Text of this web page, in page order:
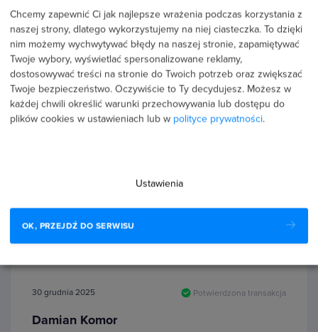
radzenie sobie przed strachem, jak otwierać i kończyć
rozmowę w cold calling
16 stycznia 2026 Potwierdzona transakcja
Dobre szkolenie, dziękuję.
30 grudnia 2025 Potwierdzona transakcja
Damian Komor
Chcemy zapewnić Ci jak najlepsze wrażenia podczas korzystania z
naszej strony, dlatego wykorzystujemy na niej ciasteczka. To dzięki
nim możemy wychwytywać błędy na naszej stronie, zapamiętywać
Twoje wybory, wyświetlać spersonalizowane reklamy,
dostosowywać treści na stronie do Twoich potrzeb oraz zwiększać
Twoje bezpieczeństwo. Oczywiście to Ty decydujesz. Możesz w
każdej chwili określić warunki przechowywania lub dostępu do
plików cookies w ustawieniach lub w polityce prywatności.
Ustawienia
OK, PRZEJDŹ DO SERWISU